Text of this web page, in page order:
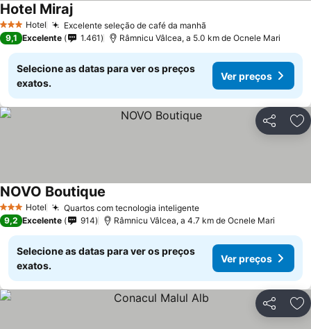
3 EstrelasHotel Excelente seleção de café da manhã
Hotel Miraj
9,1 Excelente 1.461 Râmnicu Vâlcea, a 5.0 km de Ocnele Mari
Selecione as datas para ver os preços
exatos.
Ver preços
Partilhar
3 EstrelasHotel Quartos com tecnologia inteligente
NOVO Boutique
9,2 Excelente 914 Râmnicu Vâlcea, a 4.7 km de Ocnele Mari
Selecione as datas para ver os preços
exatos.
Ver preços
Partilhar